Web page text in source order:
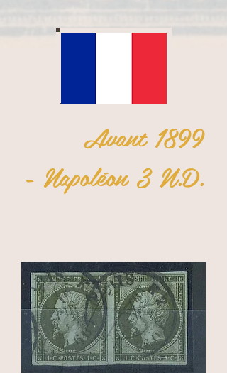
Avant 1899
- Napoléon 3 N.D.